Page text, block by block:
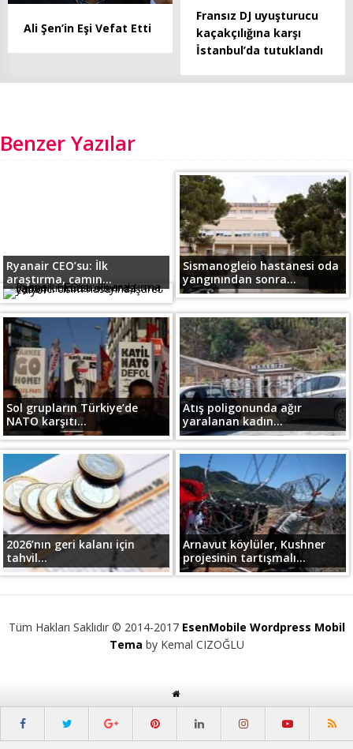
Ali Şen’in Eşi Vefat Etti
Fransız DJ uyuşturucu
kaçakçılığına karşı
İstanbul’da tutuklandı
Benzer Yazılar
Ryanair CEO’su: İlk
araştırma, camın...
Sismanogleio hastanesi oda
yangınından sonra...
Sol grupların Türkiye’de
NATO karşıtı...
Atış poligonunda ağır
yaralanan kadın...
2026’nın geri kalanı için
tahvil...
Arnavut köylüler, Kushner
projesinin tartışmalı...
Tüm Hakları Saklıdır © 2014-2017 EsenMobile Wordpress Mobil
Tema by Kemal CIZOĞLU